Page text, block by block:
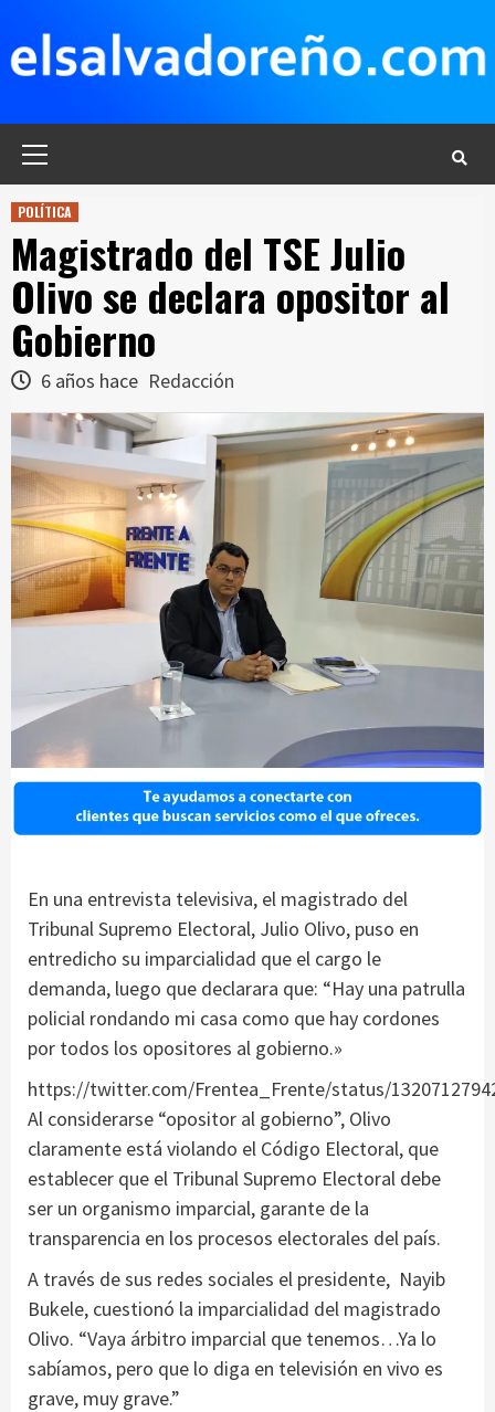
contenido
POLÍTICA
Magistrado del TSE Julio
Olivo se declara opositor al
Gobierno
6 años hace Redacción
En una entrevista televisiva, el magistrado del
Tribunal Supremo Electoral, Julio Olivo, puso en
entredicho su imparcialidad que el cargo le
demanda, luego que declarara que: “Hay una patrulla
policial rondando mi casa como que hay cordones
por todos los opositores al gobierno.»
https://twitter.com/Frentea_Frente/status/
Al considerarse “opositor al gobierno”, Olivo
claramente está violando el Código Electoral, que
establecer que el Tribunal Supremo Electoral debe
ser un organismo imparcial, garante de la
transparencia en los procesos electorales del país.
A través de sus redes sociales el presidente, Nayib
Bukele, cuestionó la imparcialidad del magistrado
Olivo. “Vaya árbitro imparcial que tenemos…Ya lo
sabíamos, pero que lo diga en televisión en vivo es
grave, muy grave.”